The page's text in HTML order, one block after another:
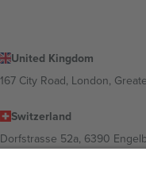
United Kingdom
167 City Road, London,
Switzerland
Dorfstrasse 52a, 6390